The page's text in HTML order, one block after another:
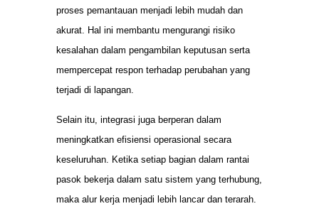
proses pemantauan menjadi lebih mudah dan
akurat. Hal ini membantu mengurangi risiko
kesalahan dalam pengambilan keputusan serta
mempercepat respon terhadap perubahan yang
terjadi di lapangan.
Selain itu, integrasi juga berperan dalam
meningkatkan efisiensi operasional secara
keseluruhan. Ketika setiap bagian dalam rantai
pasok bekerja dalam satu sistem yang terhubung,
maka alur kerja menjadi lebih lancar dan terarah.